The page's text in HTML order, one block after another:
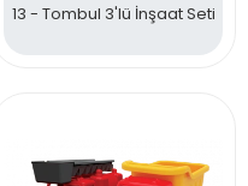
13 - Tombul 3'lü İnşaat Seti